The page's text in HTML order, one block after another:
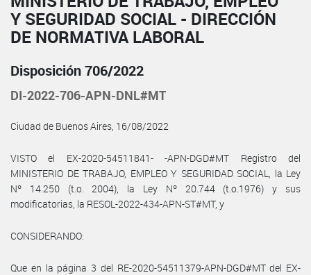
Y SEGURIDAD SOCIAL - DIRECCIÓN
DE NORMATIVA LABORAL
Disposición 706/2022
DI-2022-706-APN-DNL#MT
Ciudad de Buenos Aires, 16/08/2022
VISTO el EX-2020-54511841- -APN-DGD#MT Registro del
MINISTERIO DE TRABAJO, EMPLEO Y SEGURIDAD SOCIAL, la Ley
Nº 14.250 (t.o. 2004), la Ley Nº 20.744 (t.o.1976) y sus
modificatorias, la RESOL-2022-434-APN-ST#MT, y
CONSIDERANDO:
Que en la página 3 del RE-2020-54511379-APN-DGD#MT del EX-